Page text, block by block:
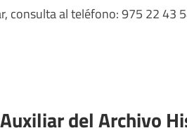
consulta al teléfono: 975 22 43
del Archivo